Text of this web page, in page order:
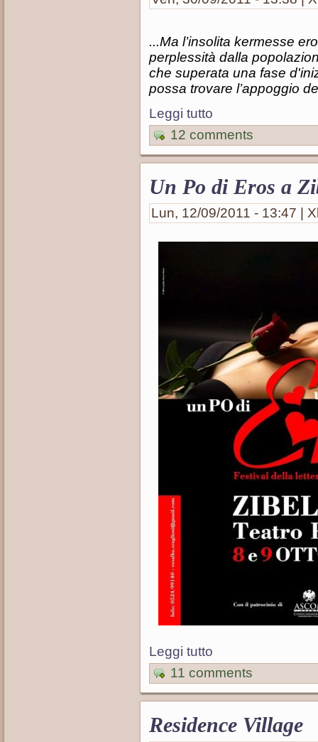
...Ma l’insolita kermesse
perplessità dalla
che superata una fase
possa trovare l’appoggio
Leggi tutto
12 comments
Un Po di Eros a
Lun, 12/09/2011 - 13:47 |
Leggi tutto
11 comments
Residence Village